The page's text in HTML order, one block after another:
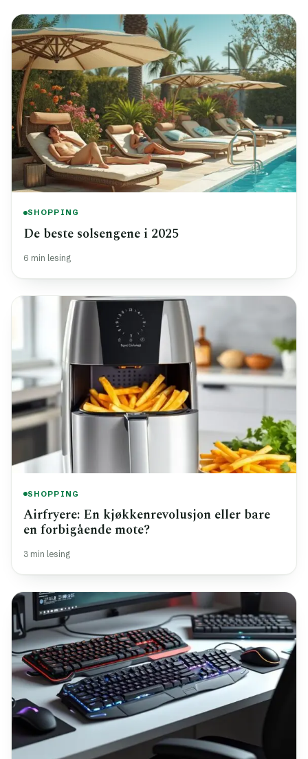
SHOPPING
De beste solsengene i 2025
6 min lesing
SHOPPING
Airfryere: En kjøkkenrevolusjon eller bare
en forbigående mote?
3 min lesing